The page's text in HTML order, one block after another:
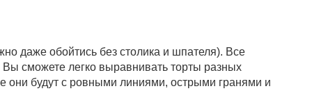
даже обойтись без столика и шпателя). Все
сможете легко выравнивать торты разных
они будут с ровными линиями, острыми гранями и